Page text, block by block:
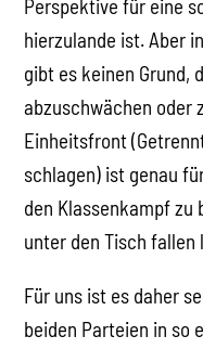
Perspektive für eine
hierzulande ist. Aber
gibt es keinen Grund,
abzuschwächen oder
Einheitsfront
schlagen) ist genau
den Klassenkampf zu
unter den Tisch fallen
Für uns ist es daher
beiden Parteien in so